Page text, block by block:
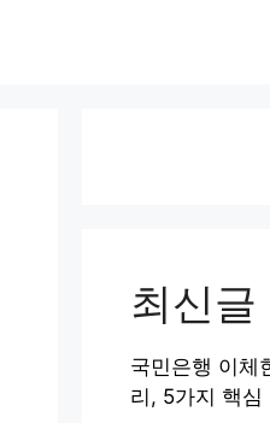
최신글
국민은행 이체
리, 5가지 핵심